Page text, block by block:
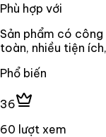
Phù hợp với
Sản phẩm có
toàn, nhiều tiện
Phổ biến
36
60 lượt xem